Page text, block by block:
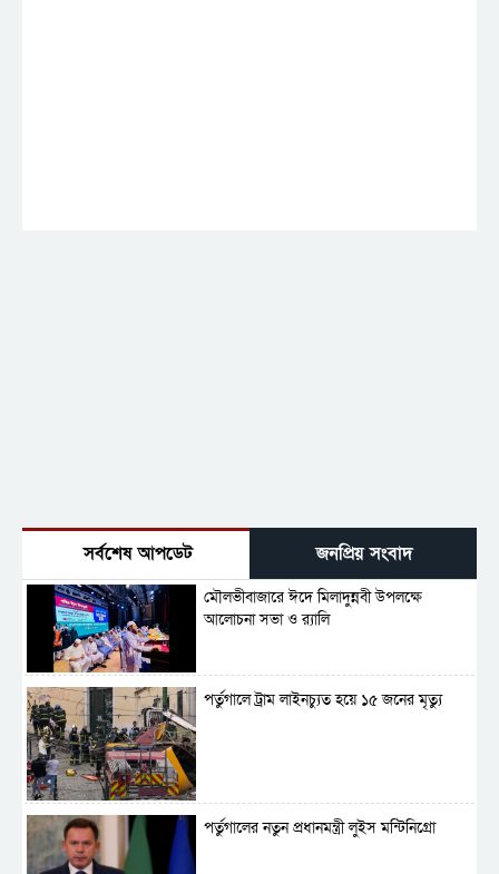
সর্বশেষ আপডেট জনপ্রিয় সংবাদ
মৌলভীবাজারে ঈদে মিলাদুন্নবী উপলক্ষে
আলোচনা সভা ও র‍্যালি
পর্তুগালে ট্রাম লাইনচ্যুত হয়ে ১৫ জনের মৃত্যু
পর্তুগালের নতুন প্রধানমন্ত্রী লুইস মন্টিনিগ্রো